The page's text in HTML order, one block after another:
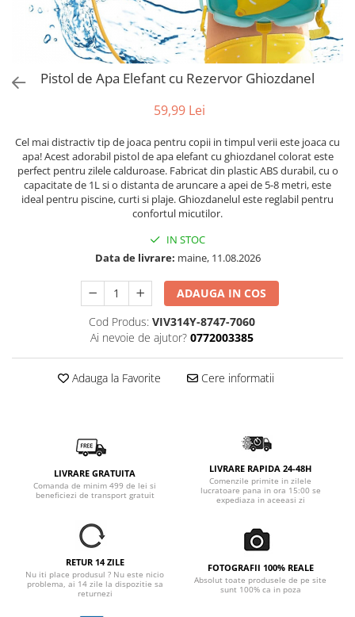
Puzzle
Tablite, Litere si Cifre
Jucarii exterior
Pistol de Apa Elefant cu Rezervor Ghiozdanel
59,99 Lei
Cel mai distractiv tip de joaca pentru copii in timpul verii este joaca cu
apa! Acest adorabil pistol de apa elefant cu ghiozdanel colorat este
perfect pentru zilele calduroase. Fabricat din plastic ABS durabil, cu o
capacitate de 1L si o distanta de aruncare a apei de 5-8 metri, este
ideal pentru piscine, curti si plaje. Ghiozdanelul este reglabil pentru
confortul micutilor.
IN STOC
Data de livrare: maine, 11.08.2026
ADAUGA IN COS
Cod Produs: VIV314Y-8747-7060
Ai nevoie de ajutor? 0772003385
Adauga la Favorite Cere informatii
LIVRARE GRATUITA
Comanda de minim 499 de lei si
beneficiezi de transport gratuit
LIVRARE RAPIDA 24-48H
Comenzile primite in zilele
lucratoare pana in ora 15:00 se
expediaza in aceeasi zi
RETUR 14 ZILE
Nu iti place produsul ? Nu este nicio
problema, ai 14 zile la dispozitie sa
returnezi
FOTOGRAFII 100% REALE
Absolut toate produsele de pe site
sunt 100% ca in poza